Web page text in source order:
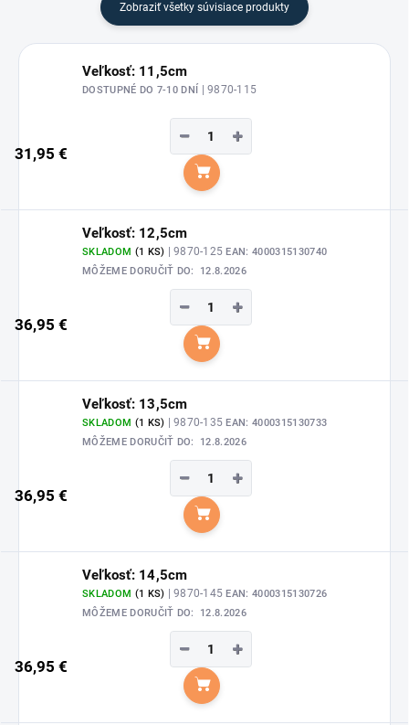
Zobraziť všetky súvisiace produkty
Veľkosť: 11,5cm
DOSTUPNÉ DO 7-10 DNÍ | 9870-115
31,95 €
+
−
Do košíka
Veľkosť: 12,5cm
SKLADOM (1 KS) | 9870-125EAN: 4000315130740
MÔŽEME DORUČIŤ DO:
12.8.2026
36,95 €
+
−
Do košíka
Veľkosť: 13,5cm
SKLADOM (1 KS) | 9870-135EAN: 4000315130733
MÔŽEME DORUČIŤ DO:
12.8.2026
36,95 €
+
−
Do košíka
Veľkosť: 14,5cm
SKLADOM (1 KS) | 9870-145EAN: 4000315130726
MÔŽEME DORUČIŤ DO:
12.8.2026
36,95 €
+
−
Do košíka